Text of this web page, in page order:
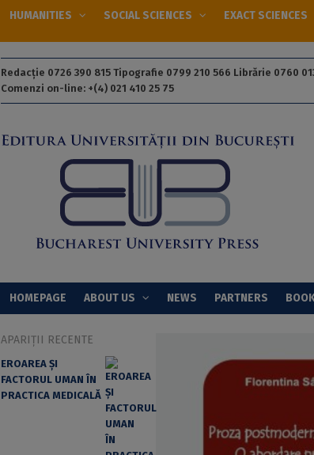
HUMANITIES SOCIAL SCIENCES EXACT SCIENCES
Redacție 0726 390 815 Tipografie 0799 210 566 Librărie 0760
Comenzi on-line: +(4) 021 410 25 75
HOMEPAGE ABOUT US NEWS PARTNERS
APARIȚII RECENTE
EROAREA ȘI
FACTORUL UMAN ÎN
PRACTICA MEDICALĂ